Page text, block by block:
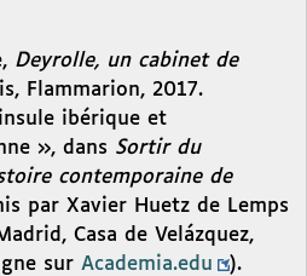
Deyrolle, un cabinet de
Flammarion, 2017.
ibérique et
», dans Sortir du
contemporaine de
par Xavier Huetz de Lemps
Casa de Velázquez,
sur Academia.edu ).